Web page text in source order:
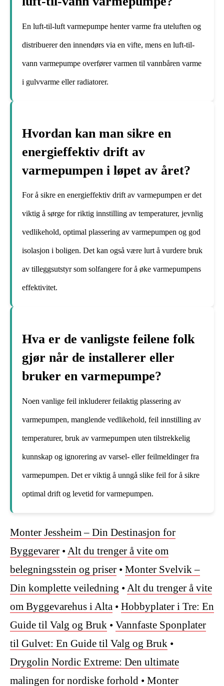
En luft-til-luft varmepumpe henter varme fra uteluften og
distribuerer den innendørs via en vifte, mens en luft-til-
vann varmepumpe overfører varmen til vannbåren varme
i gulvvarme eller radiatorer.
Hvordan kan man sikre en
energieffektiv drift av
varmepumpen i løpet av året?
For å sikre en energieffektiv drift av varmepumpen er det
viktig å sørge for riktig innstilling av temperaturer, jevnlig
vedlikehold, optimal plassering av varmepumpen og god
isolasjon i boligen. Det kan også være lurt å vurdere bruk
av tilleggsutstyr som solfangere for å øke varmepumpens
effektivitet.
Hva er de vanligste feilene folk
gjør når de installerer eller
bruker en varmepumpe?
Noen vanlige feil inkluderer feilaktig plassering av
varmepumpen, manglende vedlikehold, feil innstilling av
temperaturer, bruk av varmepumpen uten tilstrekkelig
kunnskap og ignorering av varsel- eller feilmeldinger fra
varmepumpen. Det er viktig å unngå slike feil for å sikre
optimal drift og levetid for varmepumpen.
Monter Jessheim – Din Destinasjon for
Byggevarer • Alt du trenger å vite om
belegningsstein og priser • Monter Svelvik –
Din komplette veiledning • Alt du trenger å vite
om Byggevarehus i Alta • Hobbyplater i Tre: En
Guide til Valg og Bruk • Vannfaste Sponplater
til Gulvet: En Guide til Valg og Bruk •
Drygolin Nordic Extreme: Den ultimate
malingen for nordiske forhold • Monter